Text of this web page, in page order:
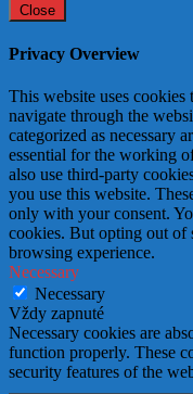
Close
Privacy Overview
This website uses
navigate through the
categorized as necessary
essential for the working
also use third-party
you use this website.
only with your consent.
cookies. But opting out of
browsing experience.
Necessary
Necessary
Vždy zapnuté
Necessary cookies are
function properly. These
security features of the